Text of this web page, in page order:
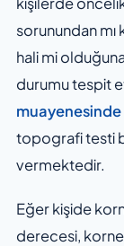
sorunundan mı
hali mi
durumu tespit
muayenesinde
topografi testi
vermektedir.
Eğer kişide
derecesi,